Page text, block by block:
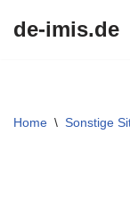
de-imis.de
Home \ Sonstige